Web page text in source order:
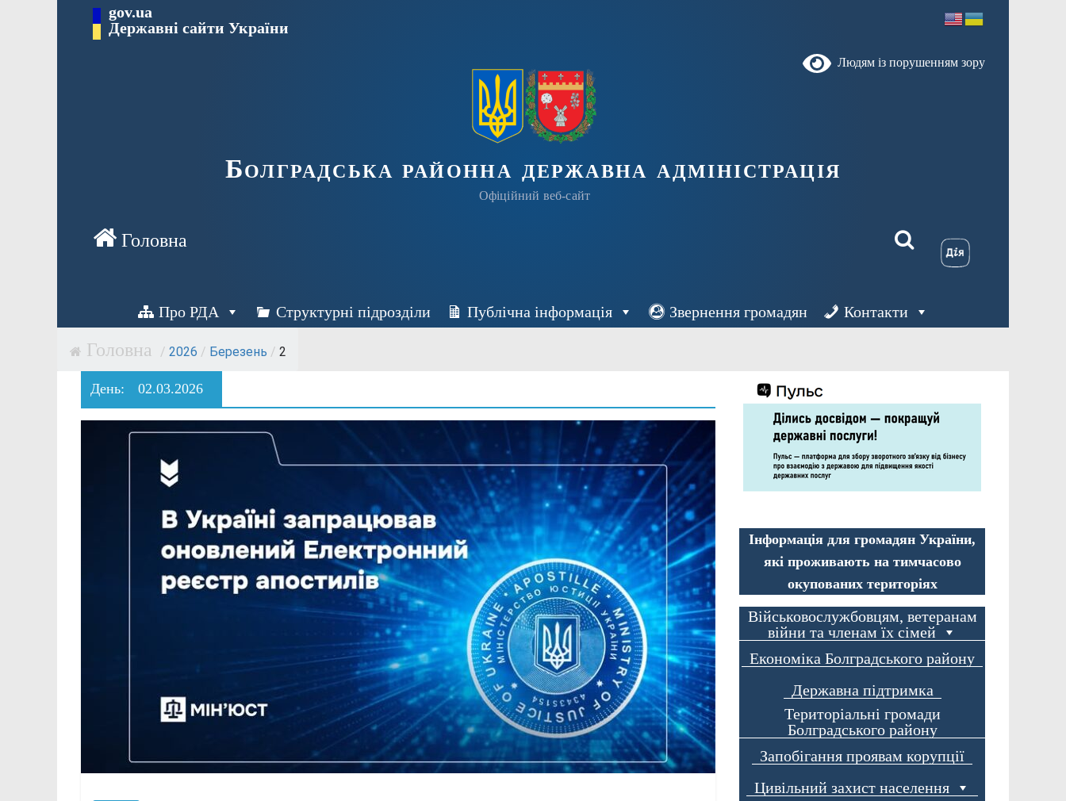
Перейти gov.ua
Державні сайти України
Людям із порушенням зору
Болградська районна державна адміністрація
Офіційний веб-сайт
Про РДА Структурні підрозділи Публічна інформація Звернення громадян Контакти
/ 2026 / Березень / 2
День: 02.03.2026
Інформація для громадян України,
які проживають на тимчасово
окупованих територіях
Військовослужбовцям, ветеранам
війни та членам їх сімей
Економіка Болградського району
Державна підтримка
Територіальні громади
Болградського району
Запобігання проявам корупції
Цивільний захист населення